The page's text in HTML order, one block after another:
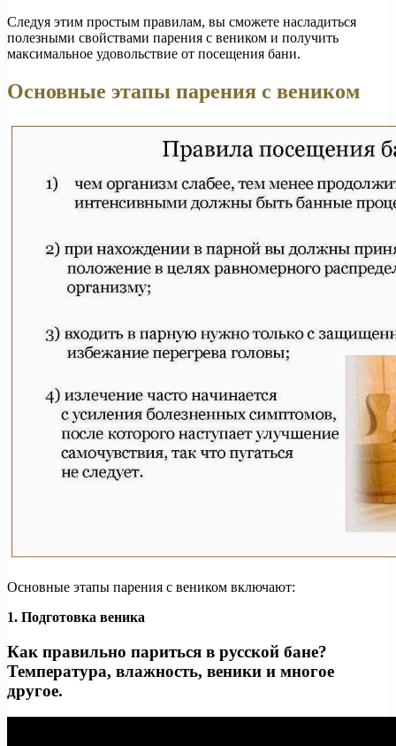
Следуя этим простым правилам, вы сможете насладиться
полезными свойствами парения с веником и получить
максимальное удовольствие от посещения бани.
Основные этапы парения с веником
Основные этапы парения с веником включают:
1. Подготовка веника
Как правильно париться в русской бане?
Температура, влажность, веники и многое
другое.